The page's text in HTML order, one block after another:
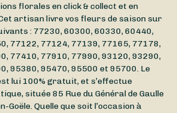
florales en click & collect et en
artisan livre vos fleurs de saison sur
: 77230, 60300, 60330, 60440,
77122, 77124, 77139, 77165, 77178,
77410, 77910, 77990, 93120, 93290,
95380, 95470, 95500 et 95700. Le
lui 100% gratuit, et s’effectue
située85 Rue du Général de Gaulle
Goële. Quelle que soit l’occasion à